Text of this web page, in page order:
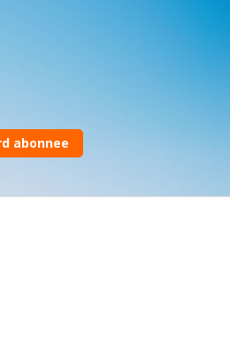
abonnee